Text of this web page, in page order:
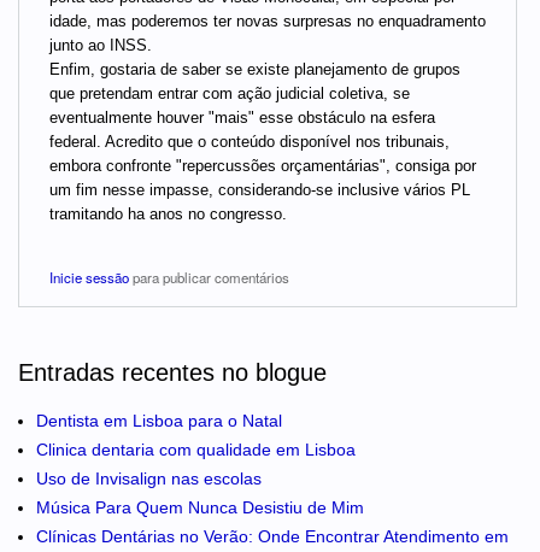
idade, mas poderemos ter novas surpresas no enquadramento
junto ao INSS.
Enfim, gostaria de saber se existe planejamento de grupos
que pretendam entrar com ação judicial coletiva, se
eventualmente houver "mais" esse obstáculo na esfera
federal. Acredito que o conteúdo disponível nos tribunais,
embora confronte "repercussões orçamentárias", consiga por
um fim nesse impasse, considerando-se inclusive vários PL
tramitando ha anos no congresso.
Inicie sessãopara publicar comentários
Entradas recentes no blogue
Dentista em Lisboa para o Natal
Clinica dentaria com qualidade em Lisboa
Uso de Invisalign nas escolas
Música Para Quem Nunca Desistiu de Mim
Clínicas Dentárias no Verão: Onde Encontrar Atendimento em